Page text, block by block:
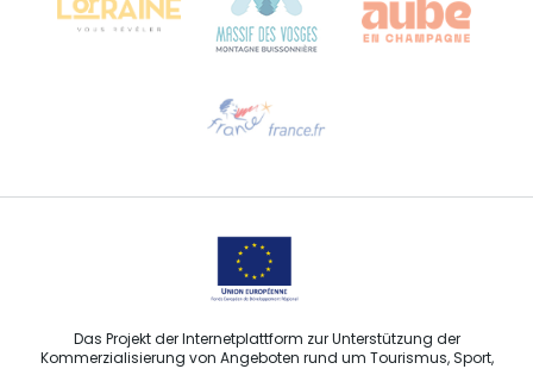
Sprechen Sie uns per E-Mail an
Das Projekt der Internetplattform zur Unterstützung der
Kommerzialisierung von Angeboten rund um Tourismus, Sport,